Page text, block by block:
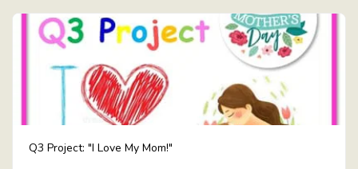
Q3 Project: "I Love My Mom!"